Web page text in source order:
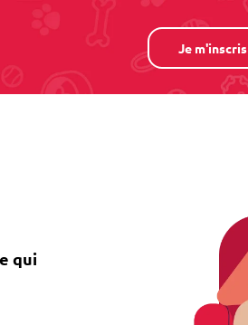
Je m'inscris
qui